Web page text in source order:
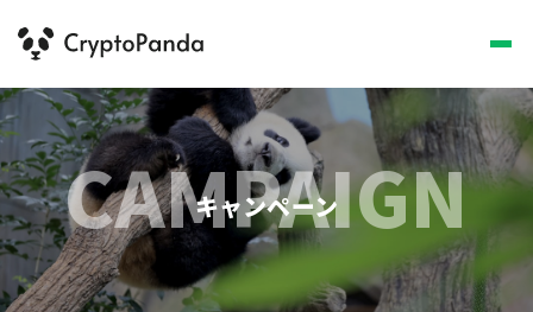
CAMPAIGN
キャンペーン